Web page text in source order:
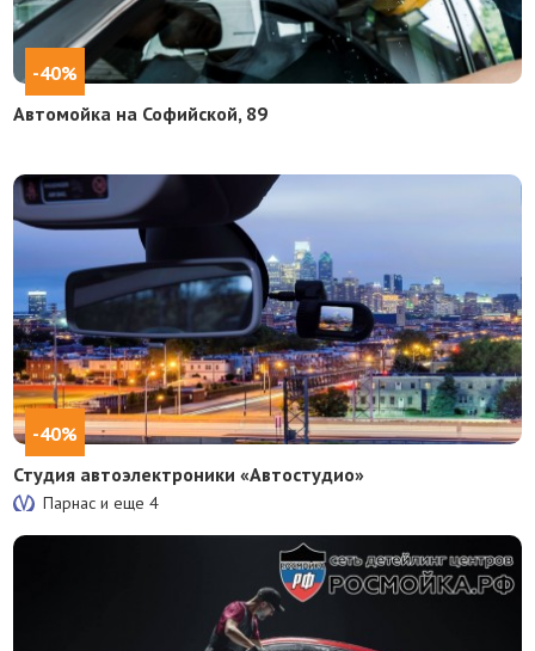
-40%
Автомойка на Софийской, 89
-40%
Студия автоэлектроники «Автостудио»
Парнас и еще4